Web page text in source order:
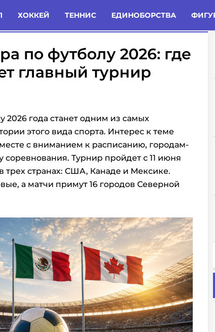
ХОККЕЙ ТЕННИС ЕДИНОБОРСТВА
Статьи Комменты Новости
по футболу 2026: где
главный турнир
2026 года станет одним из самых
этого вида спорта. Интерес к теме
с вниманием к расписанию, городам-
Турнир пройдет с 11 июня
трех странах: США, Канаде и Мексике.
а матчи примут 16 городов Северной